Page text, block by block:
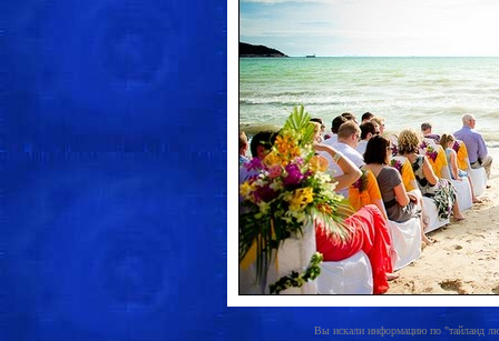
Вы искали информацию по "тайланд